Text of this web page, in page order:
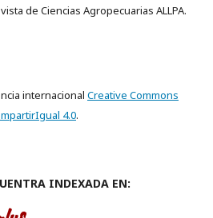
de Ciencias Agropecuarias ALLPA.
internacional Creative Commons
4.0.
INDEXADA EN: